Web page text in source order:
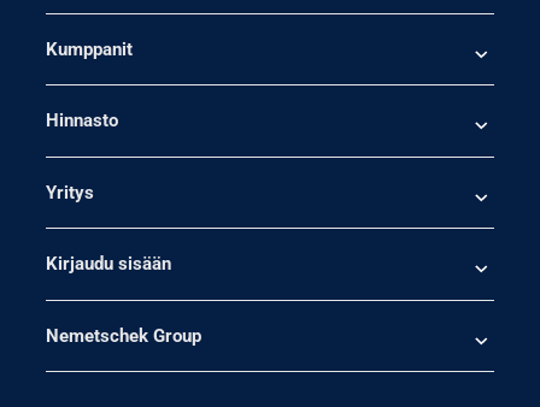
Kumppanit
Hinnasto
Yritys
Kirjaudu sisään
Nemetschek Group